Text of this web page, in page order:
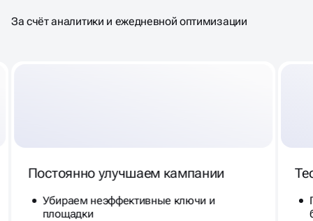
НА
За счёт аналитики и ежедневной оптимизации
Постоянно улучшаем кампании
Убираем неэффективные ключи и
площадки